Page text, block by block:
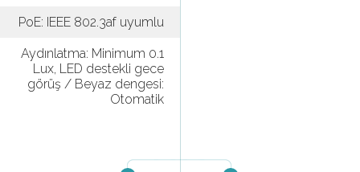
PoE: IEEE 802.3af uyumlu
Aydınlatma: Minimum 0.1
Lux, LED destekli gece
görüş / Beyaz dengesi:
Otomatik